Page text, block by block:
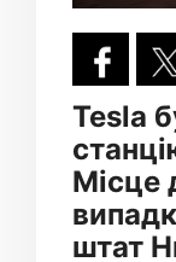
Tesla
Місце
штат